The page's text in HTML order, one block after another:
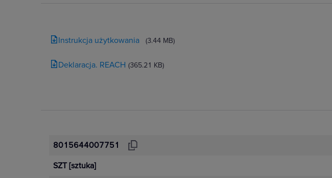
Instrukcja użytkowania (3.44 MB)
Deklaracja. REACH (365.21 KB)
8015644007751
SZT [sztuka]